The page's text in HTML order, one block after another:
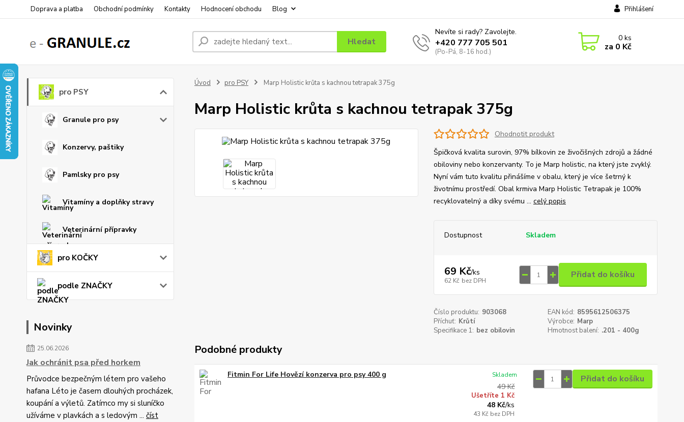
Doprava a platba Obchodní podmínky Kontakty Hodnocení obchodu Blog Přihlášení
Hledat
Nevíte si rady? Zavolejte.
+420 777 705 501
(Po-Pá, 8-16 hod.)
0ks
za 0 Kč
pro PSY
Granule pro psy
Konzervy, paštiky
Pamlsky pro psy
Vitamíny a doplňky stravy
Veterinární přípravky
pro KOČKY
podle ZNAČKY
Novinky
25.06.2026
Jak ochránit psa před horkem
Průvodce bezpečným létem pro vašeho
hafana Léto je časem dlouhých procházek,
koupání a výletů. Zatímco my si sluníčko
užíváme v plavkách a s ledovým ... číst
Úvod pro PSY Marp Holistic krůta s kachnou tetrapak 375g
Marp Holistic krůta s kachnou tetrapak 375g
Ohodnotit produkt
Špičková kvalita surovin, 97% bílkovin ze živočišných zdrojů a žádné
obiloviny nebo konzervanty. To je Marp holistic, na který jste zvyklý.
Nyní vám tuto kvalitu přinášíme v obalu, který je více šetrný k
životnímu prostředí. Obal krmiva Marp Holistic Tetrapak je 100%
recyklovatelný a díky svému ... celý popis
Dostupnost Skladem
69 Kč/ks
62 Kč bez DPH
Přidat do košíku
Číslo produktu: 903068 EAN kód: 8595612506375
Příchuť: Krůtí Výrobce: Marp
Specifikace 1: bez obilovin Hmotnost balení: .201 - 400g
Podobné produkty
Fitmin For Life Hovězí konzerva pro psy 400 g
49 Kč
Ušetříte 1 Kč
48 Kč/ks
43 Kč bez DPH
Skladem Přidat do košíku